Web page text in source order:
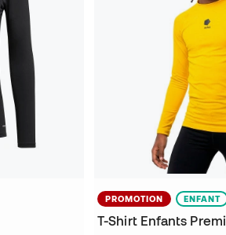
PROMOTION ENFANT